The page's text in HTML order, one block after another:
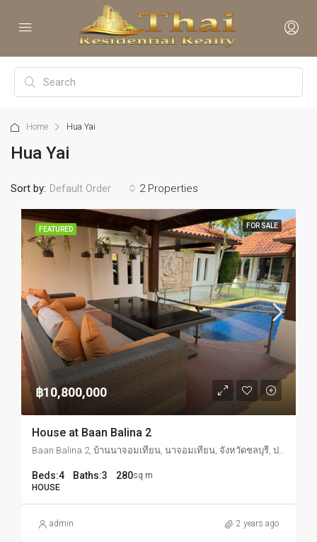
Home Hua Yai
Hua Yai
2 Properties
Sort by: Default Order
FEATURED FOR SALE
฿10,800,000
House at Baan Balina 2
Baan Balina 2, บ้านนาจอมเทียน, นาจอมเทียน, จังหวัดชลบุรี, ประเทศไทย
Beds:4 Baths:3 280sq m
HOUSE
admin 2 years ago